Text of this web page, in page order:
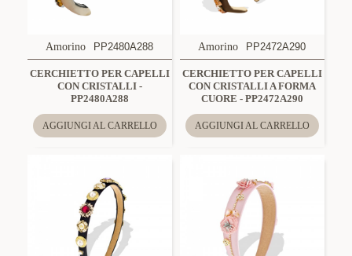
Amorino PP2480A288
CERCHIETTO PER CAPELLI
CON CRISTALLI -
PP2480A288
AGGIUNGI AL CARRELLO
Amorino PP2472A290
CERCHIETTO PER CAPELLI
CON CRISTALLI A FORMA
CUORE - PP2472A290
AGGIUNGI AL CARRELLO